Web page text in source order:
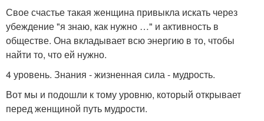
Свое счастье такая женщина привыкла искать через
убеждение "я знаю, как нужно …" и активность в
обществе. Она вкладывает всю энергию в то, чтобы
найти то, что ей нужно.
4 уровень. Знания - жизненная сила - мудрость.
Вот мы и подошли к тому уровню, который открывает
перед женщиной путь мудрости.